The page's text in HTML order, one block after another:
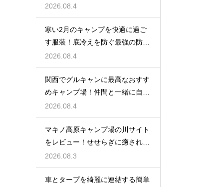
ィビティ
2026.08.4
寒い2月のキャンプを快適に過ご
す服装！底冷えを防ぐ最強の防寒
対策とは？
2026.08.4
関西でグルキャンに最高なおすす
めキャンプ場！仲間と一緒に自然
を満喫する
2026.08.4
マキノ高原キャンプ場の川サイト
をレビュー！せせらぎに癒される
極上の空間
2026.08.3
車とタープを綺麗に連結する簡単